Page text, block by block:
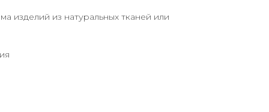
изделий из натуральных тканей или